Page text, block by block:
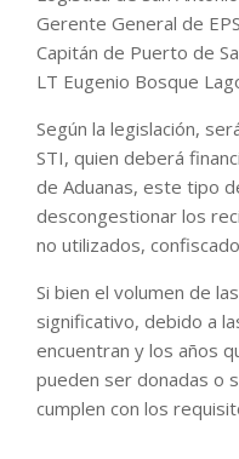
Gerente General de
Capitán de Puerto de
LT Eugenio Bosque
Según la legislación,
STI, quien deberá
de Aduanas, este tipo
descongestionar los
no utilizados,
Si bien el volumen de
significativo, debido a
encuentran y los años
pueden ser donadas o
cumplen con los